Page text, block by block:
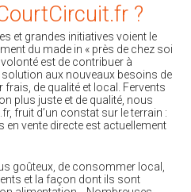
?
et grandes initiatives voient le
du made in « près de chez soi
est de contribuer à
aux nouveaux besoins de
de qualité et local. Fervents
plus juste et de qualité, nous
, fruit d’un constat sur le terrain :
en vente directe est actuellement
goûteux, de consommer local,
et la façon dont ils sont